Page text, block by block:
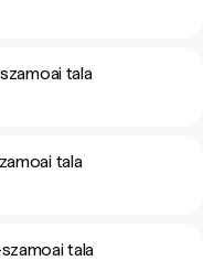
tala
tala
tala